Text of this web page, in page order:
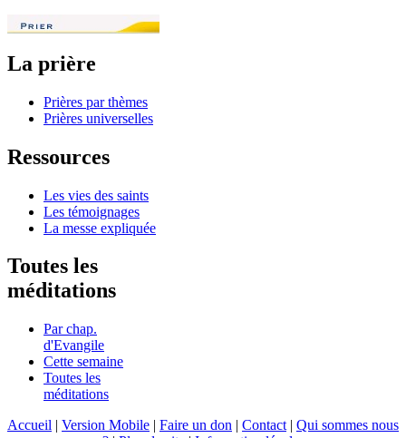
La prière
Prières par thèmes
Prières universelles
Ressources
Les vies des saints
Les témoignages
La messe expliquée
Toutes les
méditations
Par chap.
d'Evangile
Cette semaine
Toutes les
méditations
Accueil | Version Mobile | Faire un don | Contact | Qui sommes nous